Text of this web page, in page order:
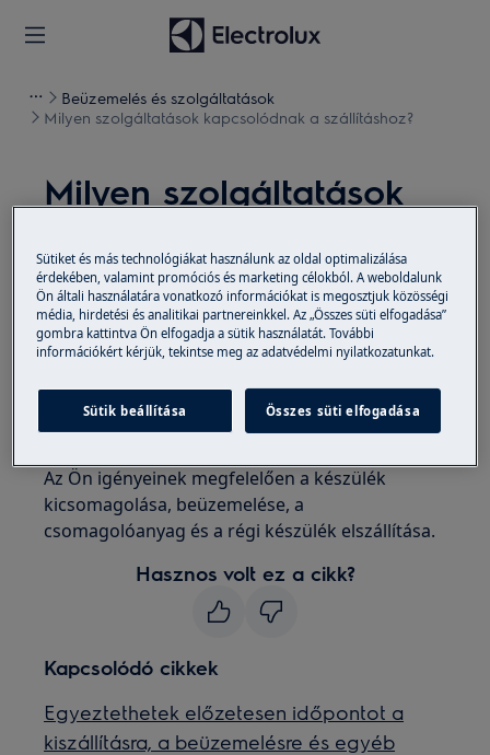
Beüzemelés és szolgáltatások
Milyen szolgáltatások kapcsolódnak a szállításhoz?
Milyen szolgáltatások
szállításhoz?
Probléma
Milyen szolgáltatások kapcsolódnak a
Megoldás
Az Ön igényeinek megfelelően a készülék
kicsomagolása, beüzemelése, a
csomagolóanyag és a régi készülék elszállítása.
Hasznos volt ez a cikk?
Kapcsolódó cikkek
Egyeztethetek előzetesen időpontot a
kiszállításra, a beüzemelésre és egyéb
Sütiket és más technológiákat használunk az oldal optimalizálása
érdekében, valamint promóciós és marketing célokból. A weboldalunk
Ön általi használatára vonatkozó információkat is megosztjuk közösségi
média, hirdetési és analitikai partnereinkkel. Az „Összes süti elfogadása”
gombra kattintva Ön elfogadja a sütik használatát. További
információkért kérjük, tekintse meg az adatvédelmi nyilatkozatunkat.
Sütik beállítása Összes süti elfogadása